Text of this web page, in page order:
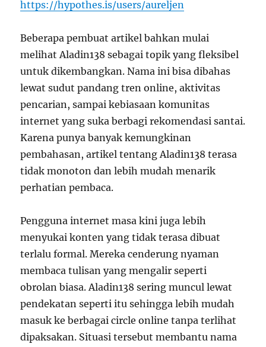
https://hypothes.is/users/aureljen
Beberapa pembuat artikel bahkan mulai
melihat Aladin138 sebagai topik yang fleksibel
untuk dikembangkan. Nama ini bisa dibahas
lewat sudut pandang tren online, aktivitas
pencarian, sampai kebiasaan komunitas
internet yang suka berbagi rekomendasi santai.
Karena punya banyak kemungkinan
pembahasan, artikel tentang Aladin138 terasa
tidak monoton dan lebih mudah menarik
perhatian pembaca.
Pengguna internet masa kini juga lebih
menyukai konten yang tidak terasa dibuat
terlalu formal. Mereka cenderung nyaman
membaca tulisan yang mengalir seperti
obrolan biasa. Aladin138 sering muncul lewat
pendekatan seperti itu sehingga lebih mudah
masuk ke berbagai circle online tanpa terlihat
dipaksakan. Situasi tersebut membantu nama